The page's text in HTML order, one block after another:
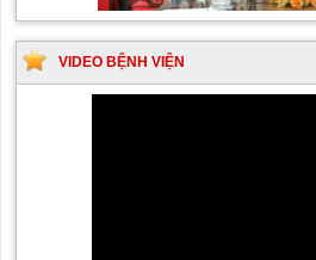
VIDEO BỆNH VIỆN